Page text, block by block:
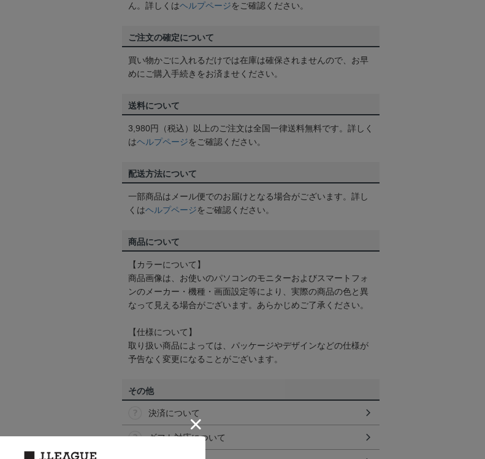
ん。詳しくはヘルプページをご確認ください。
ご注文の確定について
買い物かごに入れるだけでは在庫は確保されませんので、お早
めにご購入手続きをお済ませください。
送料について
3,980円（税込）以上のご注文は全国一律送料無料です。詳しく
はヘルプページをご確認ください。
配送方法について
一部商品はメール便でのお届けとなる場合がございます。詳し
くはヘルプページをご確認ください。
商品について
【カラーについて】
商品画像は、お使いのパソコンのモニターおよびスマートフォ
ンのメーカー・機種・画面設定等により、実際の商品の色と異
なって見える場合がございます。あらかじめご了承ください。
【仕様について】
取り扱い商品によっては、パッケージやデザインなどの仕様が
予告なく変更になることがございます。
その他
決済について
ギフト対応について